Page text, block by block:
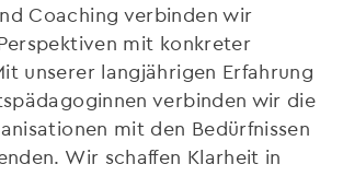
Coaching verbinden wir
mit konkreter
unserer langjährigen Erfahrung
verbinden wir die
mit den Bedürfnissen
Wir schaffen Klarheit in